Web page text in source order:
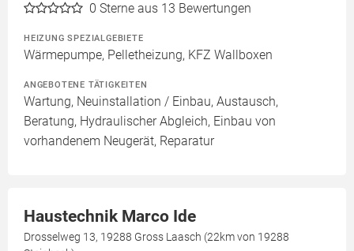
0 Sterne aus 13 Bewertungen
HEIZUNG SPEZIALGEBIETE
Wärmepumpe, Pelletheizung, KFZ Wallboxen
ANGEBOTENE TÄTIGKEITEN
Wartung, Neuinstallation / Einbau, Austausch,
Beratung, Hydraulischer Abgleich, Einbau von
vorhandenem Neugerät, Reparatur
Haustechnik Marco Ide
Drosselweg 13, 19288 Gross Laasch (22km von 19288